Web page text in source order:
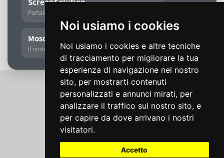
Noi usiamo i cookies
Noi usiamo i cookies e altre tecniche
di tracciamento per migliorare la tua
esperienza di navigazione nel nostro
sito, per mostrarti contenuti
personalizzati e annunci mirati, per
analizzare il traffico sul nostro sito, e
per capire da dove arrivano i nostri
visitatori.
Accetto
Portale dedicato a zanzariere, tapparelle e tende
Moschita
Il nostro storico marchio di zanzariere